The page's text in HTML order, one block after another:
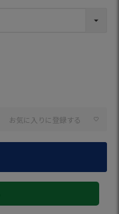
お気に入りに登録する